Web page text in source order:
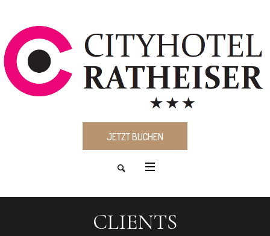
JETZT BUCHEN
CLIENTS